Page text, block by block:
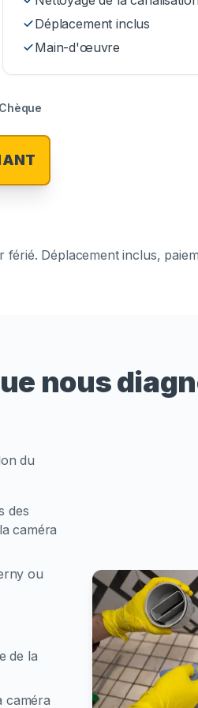
Déplacement inclus
Main-d'œuvre
Déplacement inclus,
nous
du
des
caméra
ou
de la
caméra